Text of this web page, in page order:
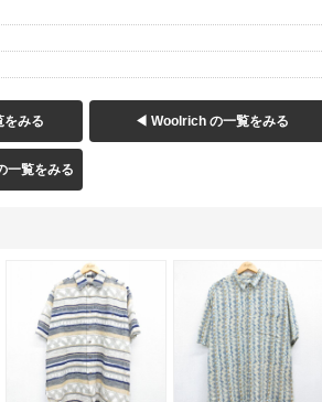
みる ◀ Woolrich の一覧をみる
一覧をみる